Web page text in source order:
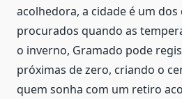
acolhedora, a cidade é um
procurados quando as
o inverno, Gramado pode
próximas de zero, criando o
quem sonha com um retiro